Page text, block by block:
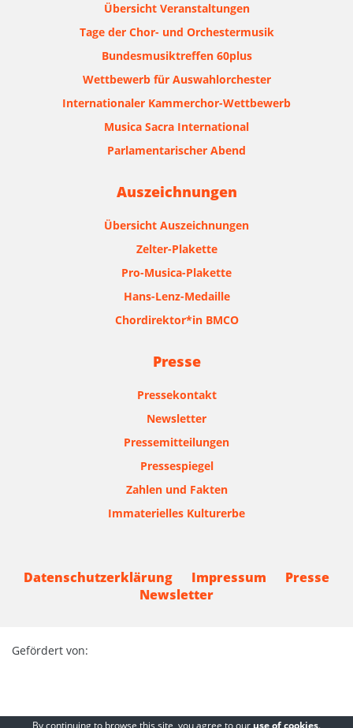
Übersicht Veranstaltungen
Tage der Chor- und Orchestermusik
Bundesmusiktreffen 60plus
Wettbewerb für Auswahlorchester
Internationaler Kammerchor-Wettbewerb
Musica Sacra International
Parlamentarischer Abend
Auszeichnungen
Übersicht Auszeichnungen
Zelter-Plakette
Pro-Musica-Plakette
Hans-Lenz-Medaille
Chordirektor*in BMCO
Presse
Pressekontakt
Newsletter
Pressemitteilungen
Pressespiegel
Zahlen und Fakten
Immaterielles Kulturerbe
Datenschutzerklärung Impressum
Presse
Newsletter
Gefördert von:
By continuing to browse this site, you agree to our use of cookies.